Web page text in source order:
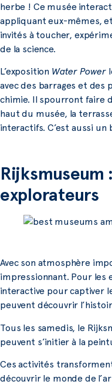
herbe ! Ce musée
appliquant eux-mêmes,
invités à toucher,
de la science.
L’exposition Water Power
avec des barrages et des
chimie. Il spourront faire
haut du musée, la
interactifs. C’est aussi
Rijksmuseum
explorateurs
Avec son atmosphère
impressionnant. Pour les
interactive pour captiver
peuvent découvrir
Tous les samedis, le
peuvent s’initier à la
Ces activités
découvrir le monde de